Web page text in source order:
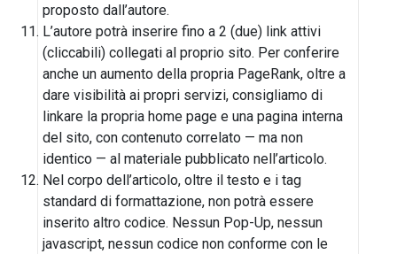
proposto dall’autore.
L’autore potrà inserire fino a 2 (due) link attivi
(cliccabili) collegati al proprio sito. Per conferire
anche un aumento della propria PageRank, oltre a
dare visibilità ai propri servizi, consigliamo di
linkare la propria home page e una pagina interna
del sito, con contenuto correlato — ma non
identico — al materiale pubblicato nell’articolo.
Nel corpo dell’articolo, oltre il testo e i tag
standard di formattazione, non potrà essere
inserito altro codice. Nessun Pop-Up, nessun
javascript, nessun codice non conforme con le